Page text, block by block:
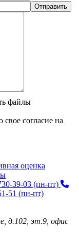
файлы
согласие на
оценка
39-03 (пн-пт)
51 (пн-пт)
д.102, эт.9, офис